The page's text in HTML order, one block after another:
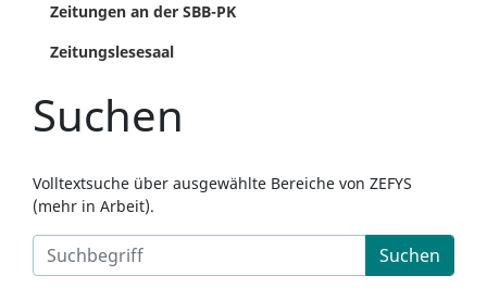
Zeitungen an der SBB-PK
Zeitungslesesaal
Suchen
Volltextsuche über ausgewählte Bereiche von ZEFYS
(mehr in Arbeit).
Suchen